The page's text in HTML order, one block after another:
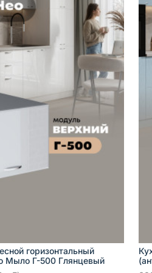
горизонтальный
Мыло Г-500 Глянцевый